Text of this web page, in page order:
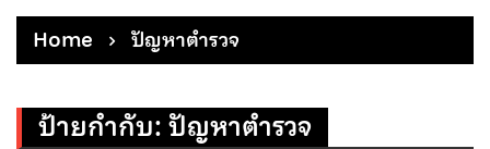
Home ปัญหาตำรวจ
ป้ายกำกับ:ปัญหาตำรวจ